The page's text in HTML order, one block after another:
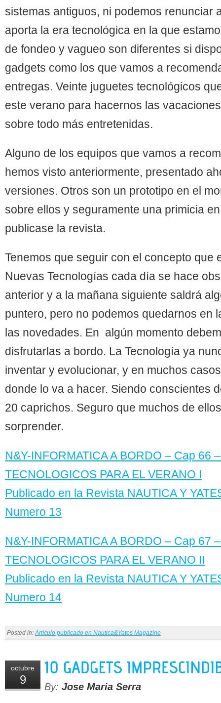
sistemas antiguos, ni podemos renunciar
aporta la era tecnológica en la que
de fondeo y vagueo son diferentes si
gadgets como los que vamos a
entregas. Veinte juguetes tecnológicos
este verano para hacernos las
sobre todo más entretenidas.
Alguno de los equipos que vamos a
hemos visto anteriormente, presentado
versiones. Otros son un prototipo en el
sobre ellos y seguramente una primicia
publicase la revista.
Tenemos que seguir con el concepto que
Nuevas Tecnologías cada día se hace
anterior y a la mañana siguiente saldrá
puntero, pero no podemos quedarnos en
las novedades. En algún momento
disfrutarlas a bordo. La Tecnología ya
inventar y evolucionar, y en muchos
donde lo va a hacer. Siendo conscientes
20 caprichos. Seguro que muchos de
sorprender.
N&Y-INFORMATICA A BORDO – Cap 66
TECNOLOGICOS PARA EL VERANO I
Publicado en la Revista NAUTICA Y
Numero 13
N&Y-INFORMATICA A BORDO – Cap 67
TECNOLOGICOS PARA EL VERANO II
Publicado en la Revista NAUTICA Y
Numero 14
Posted in:Artículo publicado en Nautica&Yates Magazine
octubre
9
By: Jose Maria Serra